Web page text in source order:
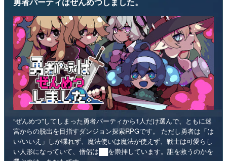
“ぜんめつ”してしまった勇者パーティから1人だけ選んで、ともに迷
宮からの脱出を目指すダンジョン探索RPGです。 ただし勇者は「は
い/いいえ」しか喋れず、魔法使いは魔法が使えず、戦士は可愛らし
い人形になっていて、僧侶は██を崇拝しています。誰を救うのかを